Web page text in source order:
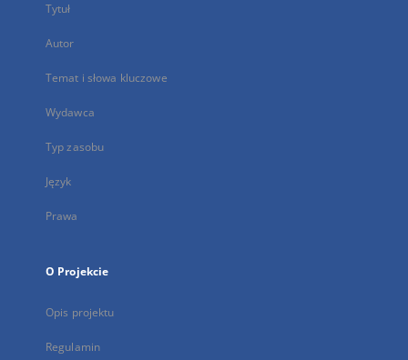
Tytuł
Autor
Temat i słowa kluczowe
Wydawca
Typ zasobu
Język
Prawa
O Projekcie
Opis projektu
Regulamin